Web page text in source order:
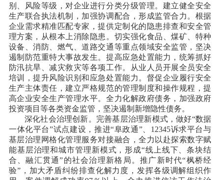
别、风险等级，对企业进行分类分级管理。建立健全安全
生产联合执法机制，加强协调配合，形成监管合力。根据
企业需求精准匹配专家，提供定制化的隐患排查和安全管
理方案，从根本上消除隐患。切实强化食品、煤矿、特种
设备、消防、燃气、道路交通等重点领域安全监管，坚决
遏制防范重特大事故发生。提高应急处置能力，统筹抓好
防汛抗旱、减灾救灾等各项工作。从业人员开展全员安全
培训，提升风险识别和应急处置能力。督促企业履行安全
生产主体责任，建立严格规范的管理制度和操作规程，提
高企业安全生产管理水平。全力化解政府债务，加强政府
投资项目等各类资金监管，坚决遏制新增隐性债务。
深化社会治理创新。完善基层治理新模式，做好“数据
一体化平台”试点建设，推进“阜政通”、12345诉求平台与
基层治理网格化管理服务对接融合，全力以赴探索数字赋
能基层治理和城市管理新模式，形成“线上线下、条块结
合、融汇贯通”的社会治理新格局。推广新时代“枫桥经
验”，加大矛盾纠纷排查化解力度，发挥各级调解组织作